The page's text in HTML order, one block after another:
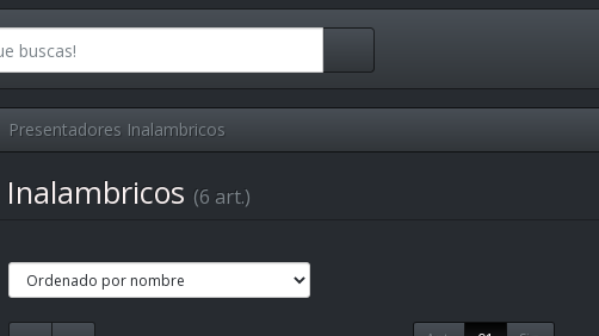
Presentadores Inalambricos
(6 art.)